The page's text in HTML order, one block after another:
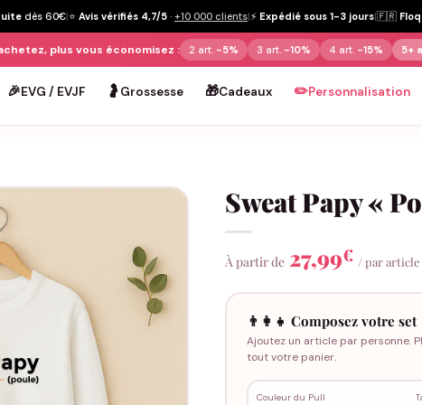
dès 60€|⭐ Avis vérifiés 4,7/5 · +10 000 clients|⚡ Expédié sous 1-3 jours|🇫🇷
plus vous économisez : 2 art. -5% 3 art. -10% 4 art. -15% 5+
🎉EVG / EVJF 🤰 Grossesse 🎁Cadeaux ✏️Personnalisation
Sweat Papy «
À partir de 27,99€ / par article
👨‍👩‍👧 Composez votre set
Ajoutez un article par personne.
tout votre panier.
Couleur du Pull